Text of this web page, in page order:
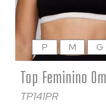
TP141PR
P M G